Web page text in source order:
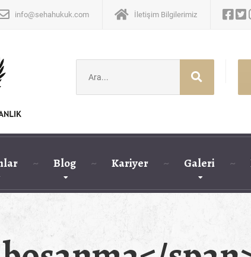
info@sehahukuk.com İletişim Bilgilerimiz
ara:
Blog Kariyer Galeri